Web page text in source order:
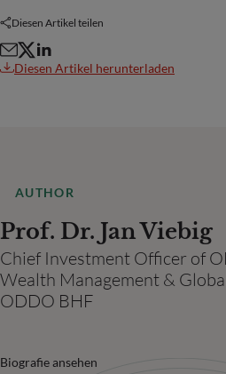
Diesen Artikel teilen
Diesen Artikel herunterladen
AUTHOR
Prof. Dr. Jan Viebig
Chief Investment Officer of
Wealth Management &
ODDO BHF
Biografie ansehen